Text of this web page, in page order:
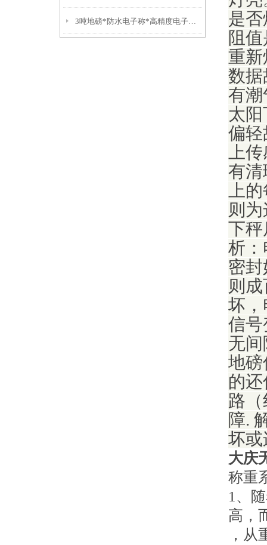
3吨地磅*防水电子称*高精度电子称*不锈钢叉车秤
是
阻
重新
数据
有潮
太
偏轻
上
有清
上
则
下秤
析：
密
则
坏，
信号
无
地磅
的
路
障.
坏或
大庆
称重
1、
高，
，